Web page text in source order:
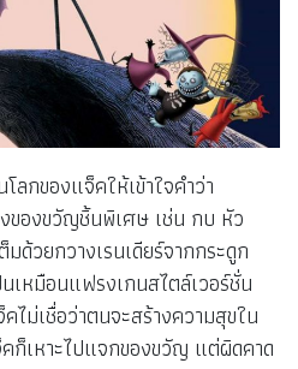
ลกของแจ็คให้เข้าใจคำว่า
ของขวัญชิ้นพิเศษ เช่น กบ หัว
ด้วยกวางเรนเดียร์จากกระดูก
เหมือนแฟรงเกนสไตล์เวอร์ชั่น
ม่เชื่อว่าตนจะสร้างความสุขใน
ก็เหาะไปแจกของขวัญ แต่ผิดคาด